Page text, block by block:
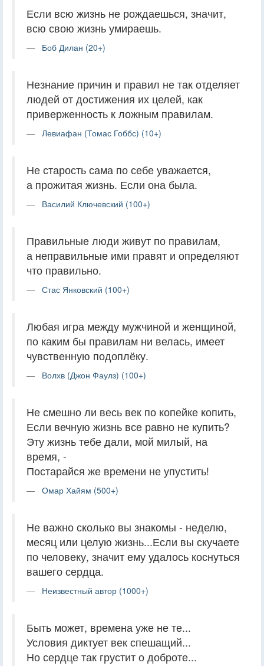
Если всю жизнь не рождаешься, значит,
всю свою жизнь умираешь.
Боб Дилан (20+)
Незнание причин и правил не так отделяет
людей от достижения их целей, как
приверженность к ложным правилам.
Левиафан (Томас Гоббс) (10+)
Не старость сама по себе уважается,
а прожитая жизнь. Если она была.
Василий Ключевский (100+)
Правильные люди живут по правилам,
а неправильные ими правят и определяют
что правильно.
Стас Янковский (100+)
Любая игра между мужчиной и женщиной,
по каким бы правилам ни велась, имеет
чувственную подоплёку.
Волхв (Джон Фаулз) (100+)
Не смешно ли весь век по копейке копить,
Если вечную жизнь все равно не купить?
Эту жизнь тебе дали, мой милый, на
время, -
Постарайся же времени не упустить!
Омар Хайям (500+)
Не важно сколько вы знакомы - неделю,
месяц или целую жизнь...Если вы скучаете
по человеку, значит ему удалось коснуться
вашего сердца.
Неизвестный автор (1000+)
Быть может, времена уже не те...
Условия диктует век спешащий...
Но сердце так грустит о доброте...